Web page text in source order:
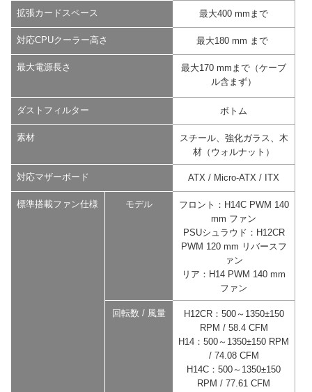
拡張カードスペース 最大400 mmまで
対応CPUクーラー高さ 最大180 mm まで
最大電源長さ
最大170 mmまで（ケーブ
ル含まず）
ダストフィルター ボトム
素材
スチール、強化ガラス、木
材（ウォルナット）
対応マザーボード ATX / Micro-ATX / ITX
標準搭載ファン仕様 モデル
フロント：H14C PWM 140
mm ファン
PSUシュラウド：H12CR
PWM 120 mm リバースフ
ァン
リア：H14 PWM 140 mm
ファン
回転数 / 風量
H12CR：500～1350±150
RPM / 58.4 CFM
H14：500～1350±150 RPM
/ 74.08 CFM
H14C：500～1350±150
RPM / 77.61 CFM